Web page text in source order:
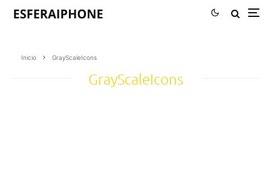
Inicio GrayScaleIcons
GrayScaleIcons